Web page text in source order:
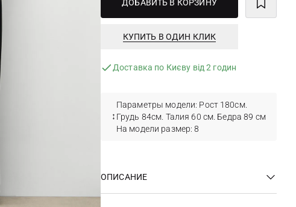
ДОБАВИТЬ В КОРЗИНУ
КУПИТЬ В ОДИН КЛИК
Доставка по Києву від 2 годин
Параметры модели: Рост 180см.
Грудь 84см. Талия 60 см. Бедра 89 см
На модели размер: 8
ОПИСАНИЕ